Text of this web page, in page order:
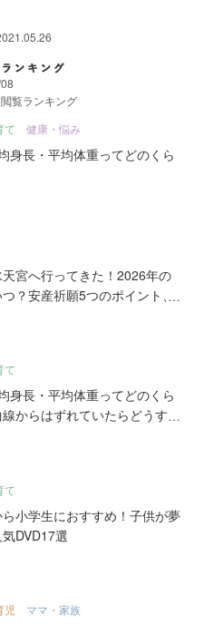
覧ランキング
て
健康・悩み
身長・平均体重ってどのくら
宮へ行ってきた！2026年の
？安産祈願5つのポイント、
て
身長・平均体重ってどのくら
からはずれていたらどうす
て
小学生におすすめ！子供が夢
DVD17選
児 ママ・家族